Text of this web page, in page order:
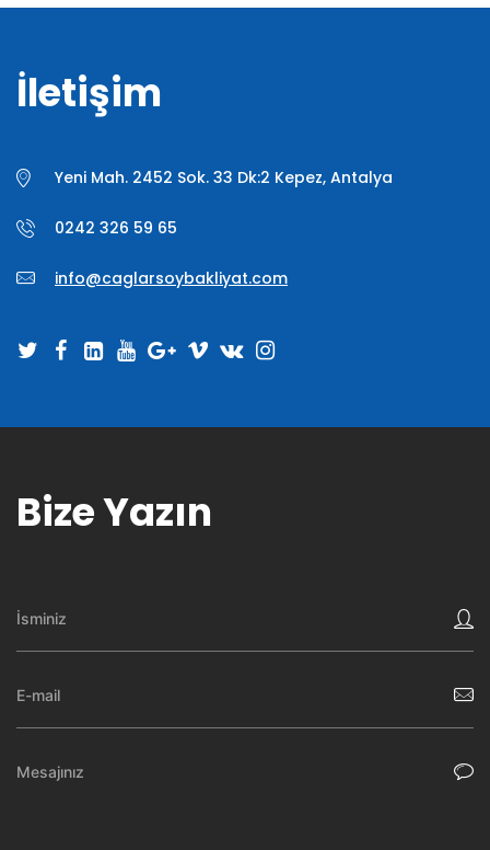
İletişim
Yeni Mah. 2452 Sok. 33 Dk:2 Kepez, Antalya
0242 326 59 65
info@caglarsoybakliyat.com
Bize Yazın